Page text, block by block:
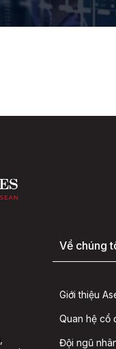
Về chúng
Giới thiệu
Quan hệ cổ
Đội ngũ